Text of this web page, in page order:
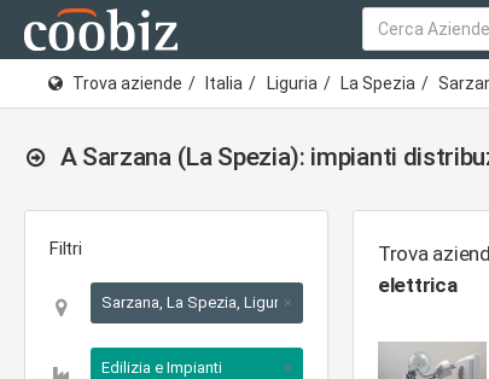
Trova aziende Italia Liguria La Spezia
A Sarzana (La Spezia): impianti
Filtri
Sarzana, La Spezia, Liguria
×
Edilizia e Impianti ×
Trova
elettrica